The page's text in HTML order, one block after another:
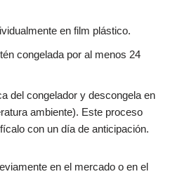
en film plástico.
congelada por al menos 24
del congelador y descongela en
ambiente). Este proceso
con un día de anticipación.
en el mercado o en el